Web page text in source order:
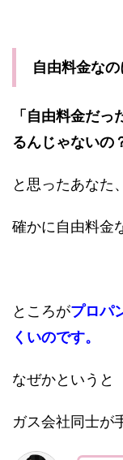
自由料金な
「自由料金だ
るんじゃないの
と思ったあなた
確かに自由料金
ところがプロパ
くいのです。
なぜかというと
ガス会社同士が